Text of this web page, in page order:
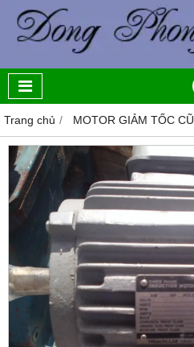
Trang chủ MOTOR GIẢM TỐC CŨ